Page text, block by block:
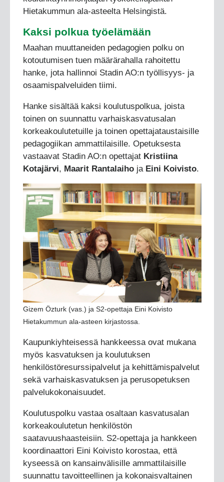
Hietakummun ala-asteelta Helsingistä.
Kaksi polkua työelämään
Maahan muuttaneiden pedagogien polku on
kotoutumisen tuen määrärahalla rahoitettu
hanke, jota hallinnoi Stadin AO:n työllisyys- ja
osaamispalveluiden tiimi.
Hanke sisältää kaksi koulutuspolkua, joista
toinen on suunnattu varhaiskasvatusalan
korkeakoulutetuille ja toinen opettajataustaisille
pedagogiikan ammattilaisille. Opetuksesta
vastaavat Stadin AO:n opettajat Kristiina
Kotajärvi, Maarit Rantalaihoja Eini Koivisto.
Gizem Özturk (vas.) ja S2-opettaja Eini Koivisto
Hietakummun ala-asteen kirjastossa.
Kaupunkiyhteisessä hankkeessa ovat mukana
myös kasvatuksen ja koulutuksen
henkilöstöresurssipalvelut ja kehittämispalvelut
sekä varhaiskasvatuksen ja perusopetuksen
palvelukokonaisuudet.
Koulutuspolku vastaa osaltaan kasvatusalan
korkeakoulutetun henkilöstön
saatavuushaasteisiin. S2-opettaja ja hankkeen
koordinaattori Eini Koivisto korostaa, että
kyseessä on kansainvälisille ammattilaisille
suunnattu tavoitteellinen ja kokonaisvaltainen